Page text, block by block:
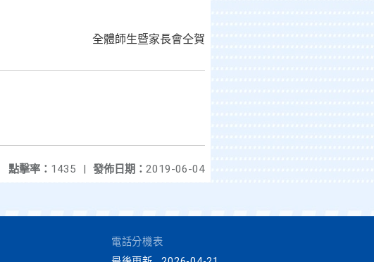
全體師生暨家長會仝賀
發佈日期： 2019-06-04
點擊率： 1435 |
電話分機表